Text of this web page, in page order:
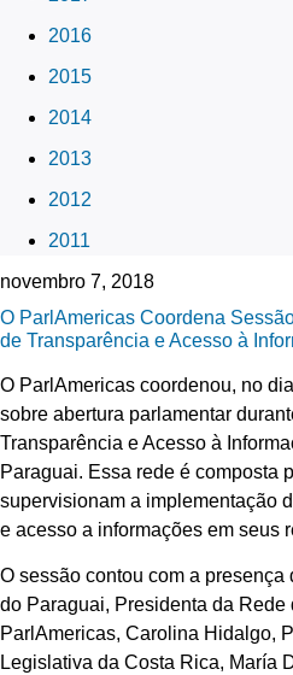
2016
2015
2014
2013
2012
2011
novembro 7, 2018
O ParlAmericas Coordena
de Transparência e Acesso à
O ParlAmericas coordenou, no
sobre abertura parlamentar
Transparência e Acesso à
Paraguai. Essa rede é composta
supervisionam a implementação
e acesso a informações em seus
O sessão contou com a
do Paraguai, Presidenta da Rede
ParlAmericas, Carolina Hidalgo,
Legislativa da Costa Rica, María